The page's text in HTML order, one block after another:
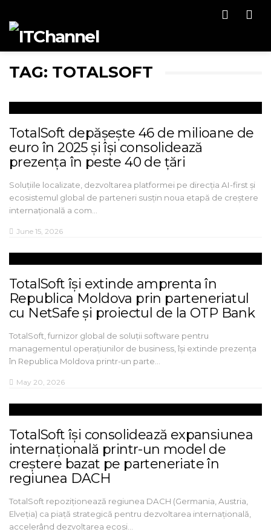
TAG: TOTALSOFT
TotalSoft depășește 46 de milioane de
euro în 2025 și își consolidează
prezența în peste 40 de țări
Soluțiile localizate, dezvoltarea platformei pe direcția AI-first și
ecosistemul global de parteneri susțin noua etapă de creștere
internațională a com…
June 15, 2026
TotalSoft își extinde amprenta în
Republica Moldova prin parteneriatul
cu NetSafe și proiectul de la OTP Bank
TotalSoft, furnizor global de soluții software pentru
managementul operațiunilor de business, își extinde prezența
în Republica Moldova printr-un parte…
May 20, 2026
TotalSoft își consolidează expansiunea
internațională printr-un model de
creștere bazat pe parteneriate în
regiunea DACH
TotalSoft repoziționează regiunea DACH (Germania, Austria,
Elveția) ca piață strategică pentru dezvoltarea internațională,
accelerând dezvoltarea ecosi…